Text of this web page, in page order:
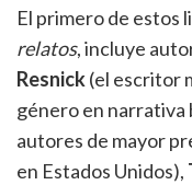
El primero de estos
relatos, incluye
Resnick(el escritor
género en narrativa
autores de mayor
en Estados Unidos),